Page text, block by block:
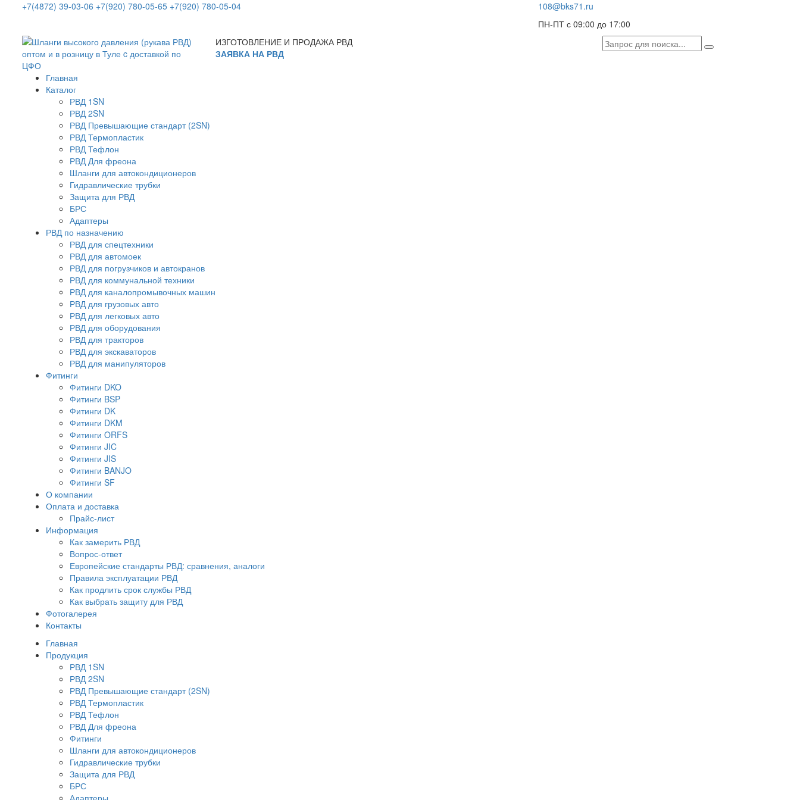
+7(4872) 39-03-06 +7(920) 780-05-65 +7(920) 780-05-04
108@bks71.ru
ПН-ПТ с 09:00 до 17:00
ИЗГОТОВЛЕНИЕ И ПРОДАЖА РВД
ЗАЯВКА НА РВД
Главная
Каталог
РВД 1SN
РВД 2SN
РВД Превышающие стандарт (2SN)
РВД Термопластик
РВД Тефлон
РВД Для фреона
Шланги для автокондиционеров
Гидравлические трубки
Защита для РВД
БРС
Адаптеры
РВД по назначению
РВД для спецтехники
РВД для автомоек
РВД для погрузчиков и автокранов
РВД для коммунальной техники
РВД для каналопромывочных машин
РВД для грузовых авто
РВД для легковых авто
РВД для оборудования
РВД для тракторов
РВД для экскаваторов
РВД для манипуляторов
Фитинги
Фитинги DKO
Фитинги BSP
Фитинги DK
Фитинги DKM
Фитинги ORFS
Фитинги JIC
Фитинги JIS
Фитинги BANJO
Фитинги SF
О компании
Оплата и доставка
Прайс-лист
Информация
Как замерить РВД
Вопрос-ответ
Европейские стандарты РВД: сравнения, аналоги
Правила эксплуатации РВД
Как продлить срок службы РВД
Как выбрать защиту для РВД
Фотогалерея
Контакты
Главная
Продукция
РВД 1SN
РВД 2SN
РВД Превышающие стандарт (2SN)
РВД Термопластик
РВД Тефлон
РВД Для фреона
Фитинги
Шланги для автокондиционеров
Гидравлические трубки
Защита для РВД
БРС
Адаптеры